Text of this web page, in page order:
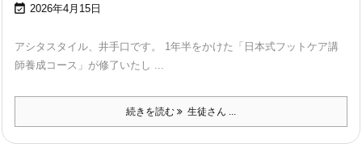
 2026年4月15日
アシタスタイル、井手口です。 1年半をかけた「日本式フットケア講
師養成コース」が修了いたし ...
続きを読む 生徒さん ...